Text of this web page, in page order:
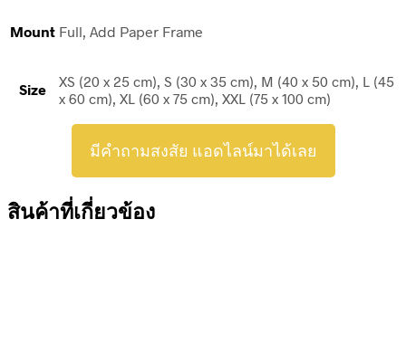
Mount Full, Add Paper Frame
Size
XS (20 x 25 cm), S (30 x 35 cm), M (40 x 50 cm), L (45
x 60 cm), XL (60 x 75 cm), XXL (75 x 100 cm)
มีคำถามสงสัย แอดไลน์มาได้เลย
สินค้าที่เกี่ยวข้อง